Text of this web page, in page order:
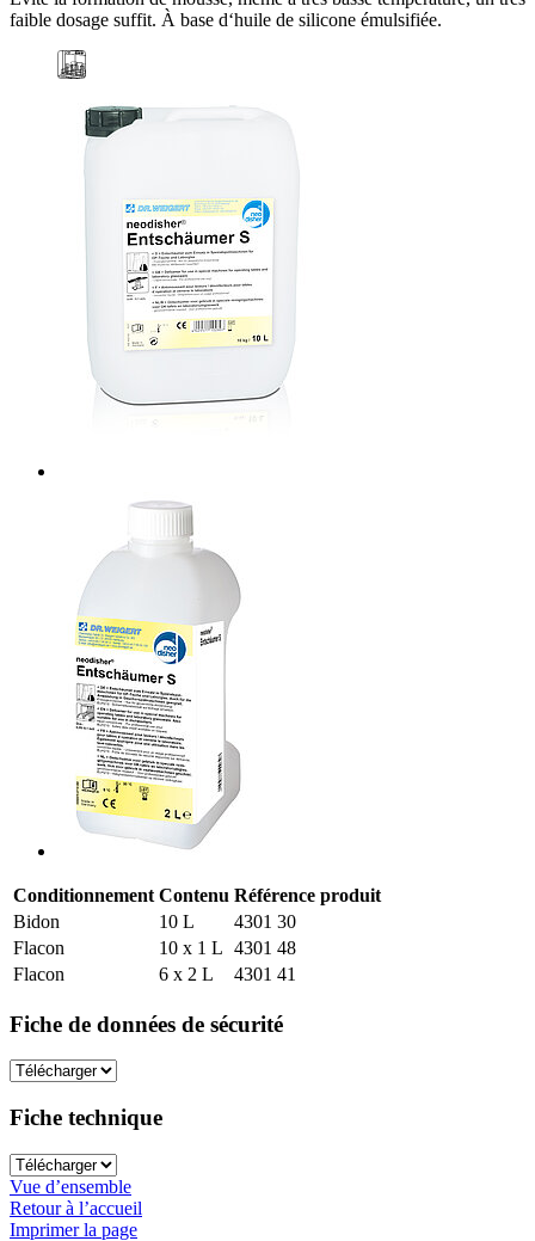
faible dosage suffit. À base d‘huile de silicone émulsifiée.
Conditionnement Contenu Référence produit
Bidon
10 L
4301 30
Flacon
10 x 1 L 4301 48
Flacon
6 x 2 L 4301 41
Fiche de données de sécurité
Fiche technique
Vue d’ensemble
Retour à l’accueil
Imprimer la page